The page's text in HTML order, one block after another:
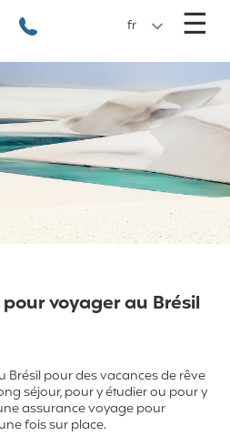
Voyages
+33 1 74 85 50 50
fr ☰
voyager au Brésil
Brésil pour des vacances de rêve
séjour, pour y étudier ou pour y
assurance voyage pour
fois sur place.